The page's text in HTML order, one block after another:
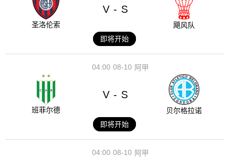
圣洛伦索
V - S
飓风队
即将开始
08-10
04:00 阿甲
班菲尔德
V - S
贝尔格拉诺
即将开始
08-10
04:00 阿甲